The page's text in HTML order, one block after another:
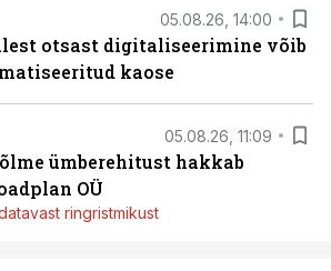
05.08.26, 14:00
otsast digitaliseerimine võib
kaose
05.08.26, 11:09
ümberehitust hakkab
OÜ
ringristmikust